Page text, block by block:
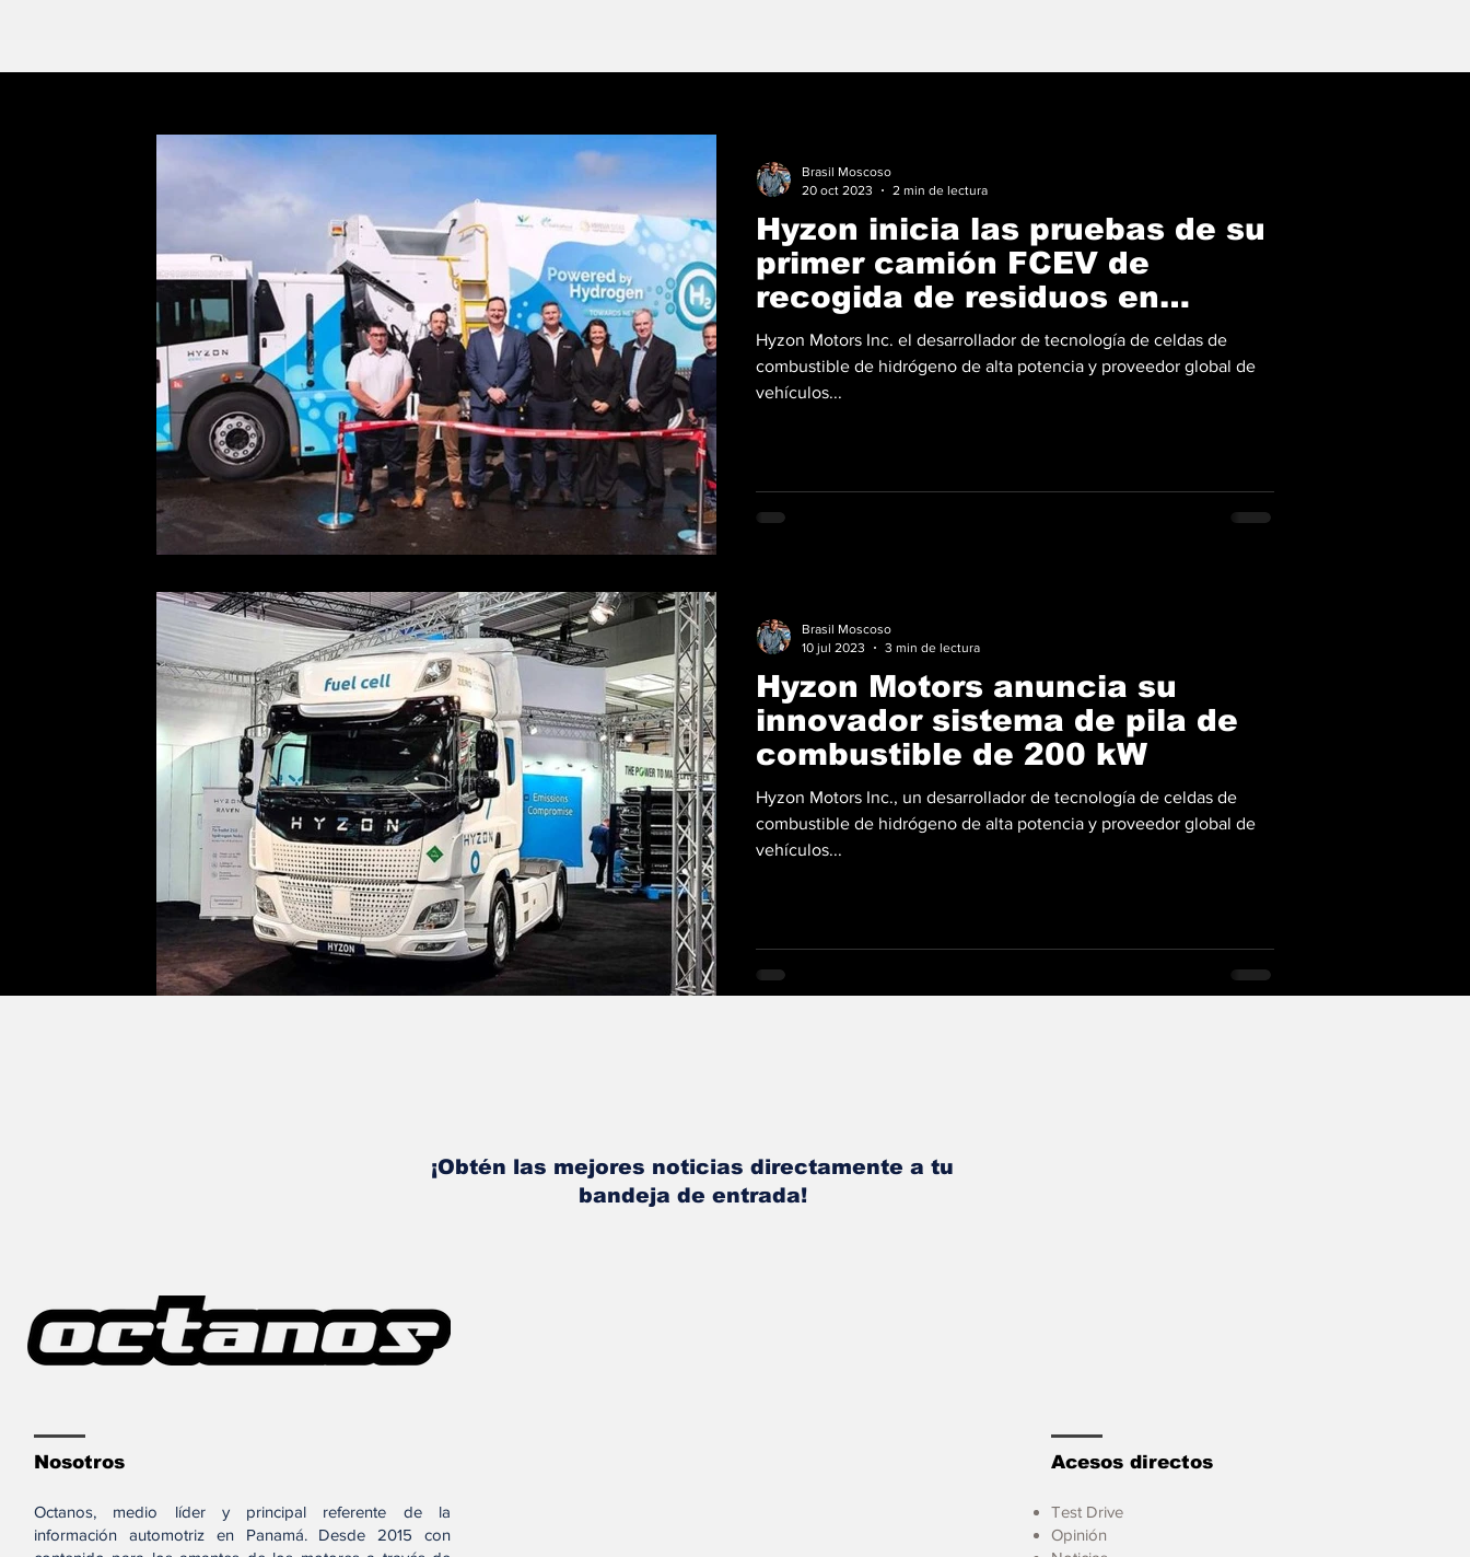
Hyzon inicia las pruebas de su
primer camión FCEV de
recogida de residuos en
Australia
Hyzon Motors Inc. el desarrollador de tecnología de celdas de
combustible de hidrógeno de alta potencia y proveedor global de
vehículos...
Brasil Moscoso
20 oct 2023
2 min de lectura
Hyzon Motors anuncia su
innovador sistema de pila de
combustible de 200 kW
Hyzon Motors Inc., un desarrollador de tecnología de celdas de
combustible de hidrógeno de alta potencia y proveedor global de
vehículos...
Brasil Moscoso
10 jul 2023
3 min de lectura
¡Obtén las mejores noticias directamente a tu
bandeja de entrada!
Nosotros
Octanos, medio líder y principal referente de la
información automotriz en Panamá. Desde 2015 con
Acesos directos
Test Drive
Opinión